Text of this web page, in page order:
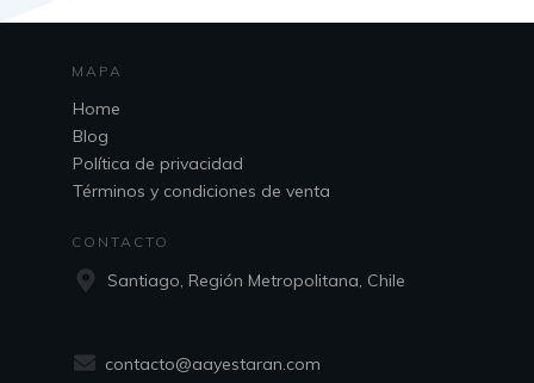
MAPA
Home
Blog
Política de privacidad
Términos y condiciones de venta
CONTACTO
Santiago, Región Metropolitana, Chile
contacto@aayestaran.com